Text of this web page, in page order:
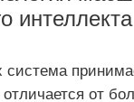
система
от